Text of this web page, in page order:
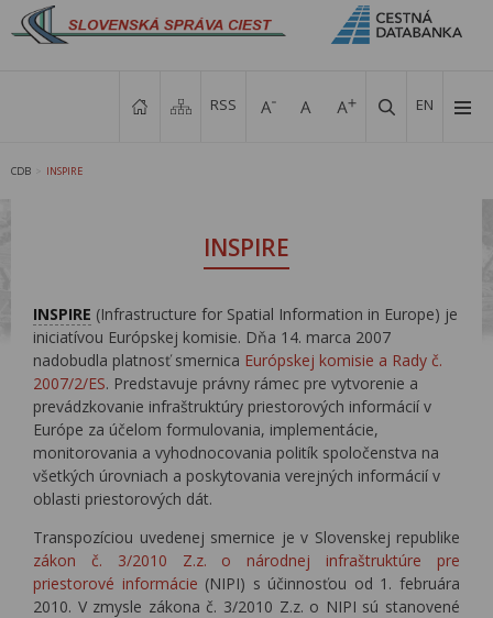
EN
RSS
CDB INSPIRE
INSPIRE
INSPIRE (Infrastructure for Spatial Information in Europe) je
iniciatívou Európskej komisie. Dňa 14. marca 2007
nadobudla platnosť smernica Európskej komisie a Rady č.
2007/2/ES. Predstavuje právny rámec pre vytvorenie a
prevádzkovanie infraštruktúry priestorových informácií v
Európe za účelom formulovania, implementácie,
monitorovania a vyhodnocovania politík spoločenstva na
všetkých úrovniach a poskytovania verejných informácií v
oblasti priestorových dát.
Transpozíciou uvedenej smernice je v Slovenskej republike
zákon č. 3/2010 Z.z. o národnej infraštruktúre pre
priestorové informácie (NIPI) s účinnosťou od 1. februára
2010. V zmysle zákona č. 3/2010 Z.z. o NIPI sú stanovené